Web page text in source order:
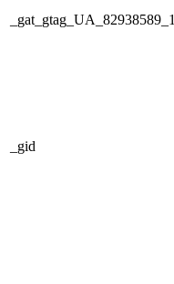
_gat_gtag_UA_82938589_1
_gid